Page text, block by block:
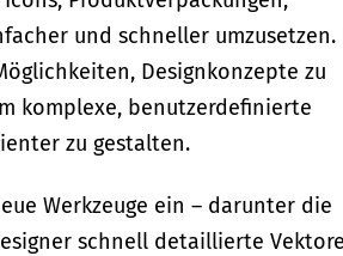
und schneller umzusetzen.
Designkonzepte zu
komplexe, benutzerdefinierte
zu gestalten.
Werkzeuge ein – darunter die
schnell detaillierte